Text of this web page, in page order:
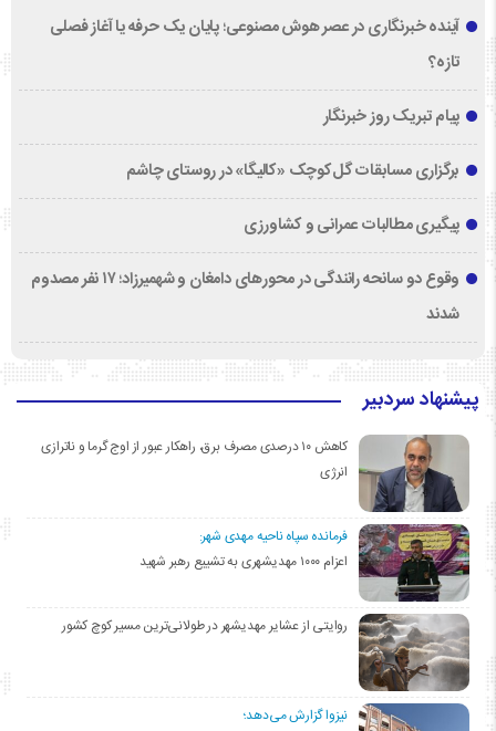
آینده خبرنگاری در عصر هوش مصنوعی؛ پایان یک حرفه یا آغاز فصلی
تازه؟
پیام تبریک روز خبرنگار
برگزاری مسابقات گل‌کوچک «کالیگا» در روستای چاشم
پیگیری مطالبات عمرانی و کشاورزی
وقوع دو سانحه رانندگی در محورهای دامغان و شهمیرزاد؛ ۱۷ نفر مصدوم
شدند
پیشنهاد سردبیر
کاهش ۱۰ درصدی مصرف برق، راهکار عبور از اوج گرما و ناترازی
انرژی
فرمانده سپاه ناحیه مهدی شهر:
اعزام ۱۰۰۰ مهدیشهری به تشییع رهبر شهید
روایتی از عشایر مهدیشهر در طولانی‌ترین مسیر کوچ کشور
نیزوا گزارش می‌دهد؛